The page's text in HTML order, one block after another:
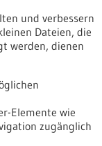
und verbessern
Dateien, die
werden, dienen
Elemente wie
zugänglich